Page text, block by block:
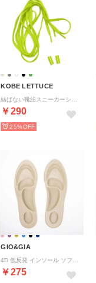
KOBE LETTUCE
￥290
25%
GIO&GIA
￥275